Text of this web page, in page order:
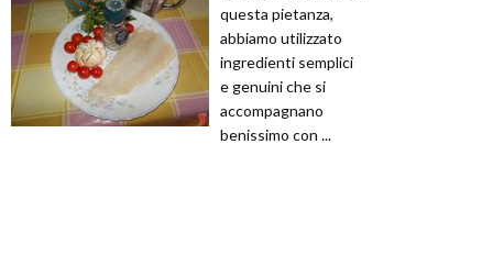
questa pietanza,
abbiamo utilizzato
ingredienti semplici
e genuini che si
accompagnano
benissimo con ...